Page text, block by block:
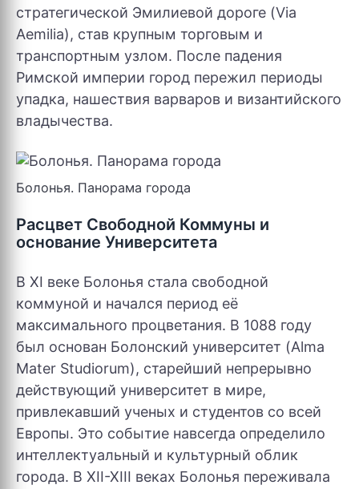
стратегической Эмилиевой дороге (Via
Aemilia), став крупным торговым и
транспортным узлом. После падения
Римской империи город пережил периоды
упадка, нашествия варваров и византийского
владычества.
Болонья. Панорама города
Расцвет Свободной Коммуны и
основание Университета
В XI веке Болонья стала свободной
коммуной и начался период её
максимального процветания. В 1088 году
был основан Болонский университет (Alma
Mater Studiorum), старейший непрерывно
действующий университет в мире,
привлекавший ученых и студентов со всей
Европы. Это событие навсегда определило
интеллектуальный и культурный облик
города. В XII-XIII веках Болонья переживала